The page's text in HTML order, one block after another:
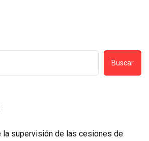
Buscar
la supervisión de las cesiones de